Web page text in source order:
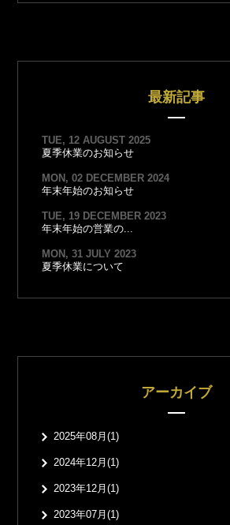
最新記事
TUE, 12 AUGUST 2025
夏季休業のお知らせ
MON, 02 DECEMBER 2024
年末年始のお知らせ
TUE, 19 DECEMBER 2023
年末年始の営業の...
MON, 31 JULY 2023
夏季休業について
アーカイブ
2025年08月(1)
2024年12月(1)
2023年12月(1)
2023年07月(1)